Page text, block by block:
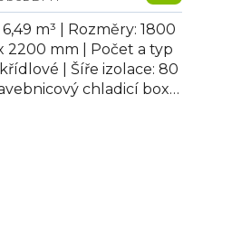
m³ | Rozměry: 1800
2200 mm | Počet a typ
| Šíře izolace: 80
chladicí box